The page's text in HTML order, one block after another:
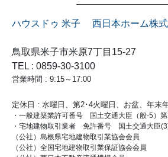
ハウスドゥ 米子 西日本ホーム株
鳥取県米子市米原7丁目15-27
TEL : 0859-30-3100
営業時間 : 9:15～17:00
定休日 : 水曜日、第2･4火曜日、お盆、年末
・一般建築業許可番号 国土交通大臣（般-5）
・宅地建物取引業者 免許番号 国土交通大臣
（公社）島根県宅地建物取引業協会会員
（公社）全国宅地建物取引業保証協会会員